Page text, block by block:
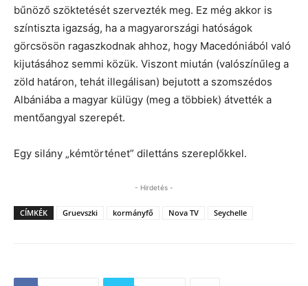
bűnöző szöktetését szervezték meg. Ez még akkor is
színtiszta igazság, ha a magyarországi hatóságok
görcsösön ragaszkodnak ahhoz, hogy Macedóniából való
kijutásához semmi közük. Viszont miután (valószínűleg a
zöld határon, tehát illegálisan) bejutott a szomszédos
Albániába a magyar külügy (meg a többiek) átvették a
mentőangyal szerepét.
Egy silány „kémtörténet” dilettáns szereplőkkel.
- Hirdetés -
CÍMKÉK Gruevszki kormányfő Nova TV Seychelle